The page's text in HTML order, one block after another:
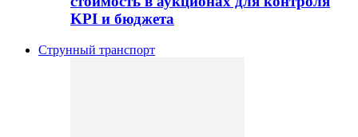
KPI и бюджета
Струнный транспорт